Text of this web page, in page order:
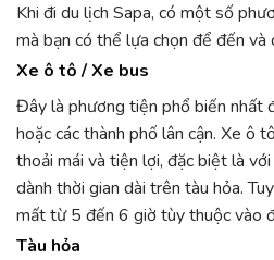
Khi đi du lịch Sapa, có một số
mà bạn có thể lựa chọn để đến và
Xe ô tô / Xe bus
Đây là phương tiện phổ biến nhất
hoặc các thành phố lân cận. Xe ô
thoải mái và tiện lợi, đặc biệt là
dành thời gian dài trên tàu hỏa.
mất từ 5 đến 6 giờ tùy thuộc vào
Tàu hỏa